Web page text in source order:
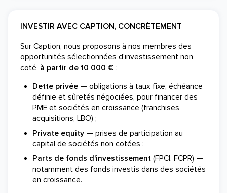
INVESTIR AVEC CAPTION, CONCRÈTEMENT
Sur Caption, nous proposons à nos membres des
opportunités sélectionnées d'investissement non
coté, à partir de 10 000 € :
Dette privée — obligations à taux fixe, échéance
définie et sûretés négociées, pour financer des
PME et sociétés en croissance (franchises,
acquisitions, LBO) ;
Private equity — prises de participation au
capital de sociétés non cotées ;
Parts de fonds d'investissement (FPCI, FCPR) —
notamment des fonds investis dans des sociétés
en croissance.